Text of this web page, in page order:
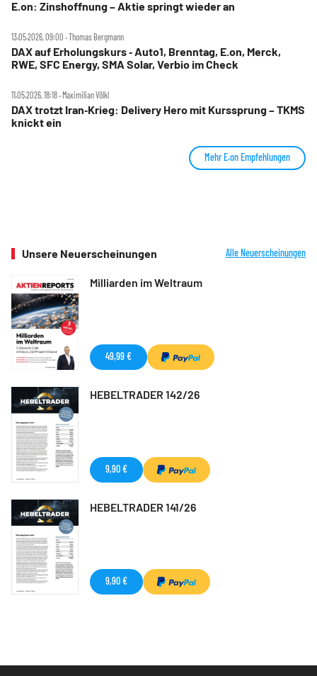
E.on: Zinshoffnung – Aktie springt wieder an
13.05.2026, 09:00 ‧ Thomas Bergmann
DAX auf Erholungskurs ‑ Auto1, Brenntag, E.on, Merck,
RWE, SFC Energy, SMA Solar, Verbio im Check
11.05.2026, 18:18 ‧ Maximilian Völkl
DAX trotzt Iran‑Krieg: Delivery Hero mit Kurssprung – TKMS
knickt ein
Mehr E.on Empfehlungen
Unsere Neuerscheinungen Alle Neuerscheinungen
Milliarden im Weltraum
49,99 €
HEBELTRADER 142/26
9,90 €
HEBELTRADER 141/26
9,90 €